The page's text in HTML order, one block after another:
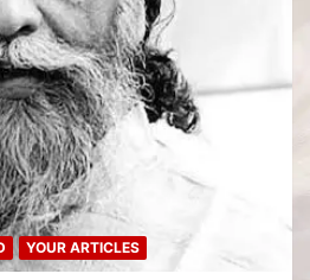
YOUR ARTICLES